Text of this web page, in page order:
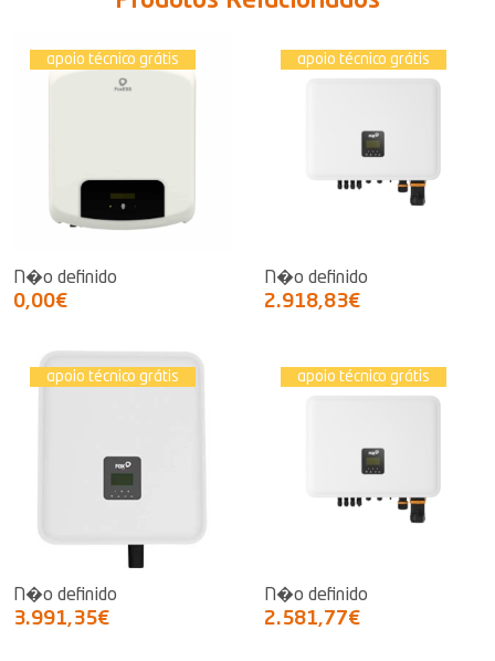
apoio técnico grátis
N�o definido
0,00€
apoio técnico grátis
N�o definido
2.918,83€
apoio técnico grátis
N�o definido
3.991,35€
apoio técnico grátis
N�o definido
2.581,77€